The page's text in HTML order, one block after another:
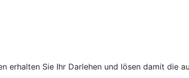
erhalten Sie Ihr Darlehen und lösen damit die